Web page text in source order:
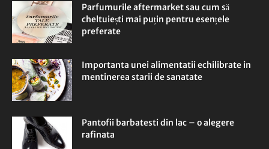
Parfumurile aftermarket sau cum să
cheltuiești mai puțin pentru esențele
preferate
Importanta unei alimentatii echilibrate in
mentinerea starii de sanatate
Pantofii barbatesti din lac – o alegere
rafinata